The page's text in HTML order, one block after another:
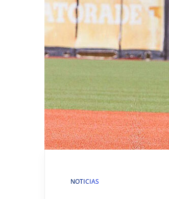
NOTICIAS